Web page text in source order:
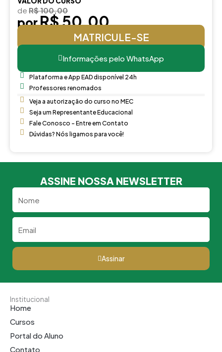
de R$ 100,00
porR$ 50,00
MATRICULE-SE
Informações pelo WhatsApp
Plataforma e App EAD disponível 24h
Professores renomados
Veja a autorização do curso no MEC
Seja um Representante Educacional
Fale Conosco - Entre em Contato
Dúvidas? Nós ligamos para você!
ASSINE NOSSA NEWSLETTER
Assinar
Institucional
Home
Cursos
Portal do Aluno
Contato